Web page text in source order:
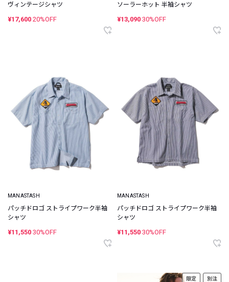
ヴィンテージシャツ
¥17,600 20%OFF
ソーラーホット 半袖シャツ
¥13,090 30%OFF
MANASTASH
パッチドロゴ ストライプワーク半袖
シャツ
¥11,550 30%OFF
MANASTASH
パッチドロゴ ストライプワーク半袖
シャツ
¥11,550 30%OFF
限定 別注